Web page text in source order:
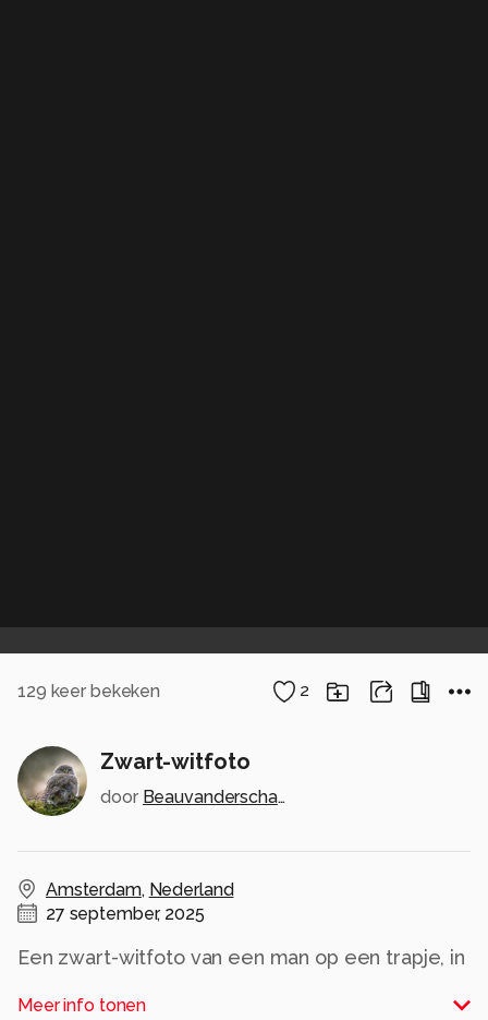
129 keer bekeken 2
Zwart-witfoto
door Beauvanderschaaffotografie
Amsterdam, Nederland
27 september, 2025
Een zwart-witfoto van een man op een trapje, in
hand zijn schouder raakt, wat de pose een
Meer info tonen